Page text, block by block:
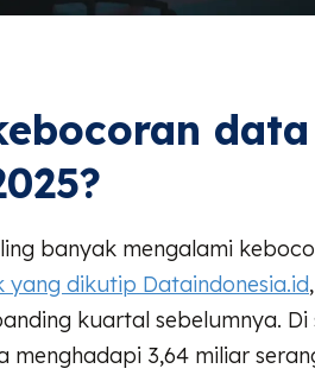
banyak mengalami
yang dikutip Dataindonesia.id
kuartal sebelumnya. Di
menghadapi 3,64 miliar